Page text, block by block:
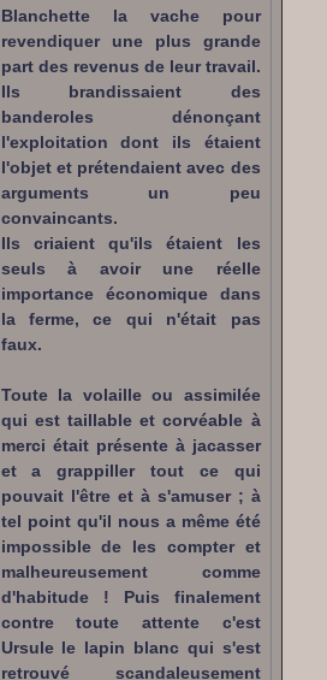
Blanchette la vache pour
revendiquer une plus grande
part des revenus de leur travail.
Ils brandissaient des
banderoles dénonçant
l'exploitation dont ils étaient
l'objet et prétendaient avec des
arguments un peu
convaincants.
Ils criaient qu'ils étaient les
seuls à avoir une réelle
importance économique dans
la ferme, ce qui n'était pas
faux.
Toute la volaille ou assimilée
qui est taillable et corvéable à
merci était présente à jacasser
et a grappiller tout ce qui
pouvait l'être et à s'amuser ; à
tel point qu'il nous a même été
impossible de les compter et
malheureusement comme
d'habitude ! Puis finalement
contre toute attente c'est
Ursule le lapin blanc qui s'est
retrouvé scandaleusement